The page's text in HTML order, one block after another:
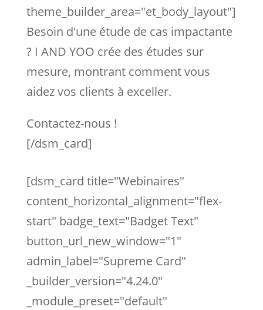
theme_builder_area="et_body_layout"]
Besoin d'une étude de cas impactante
? I AND YOO crée des études sur
mesure, montrant comment vous
aidez vos clients à exceller.
Contactez-nous !
[/dsm_card]
[dsm_card title="Webinaires"
content_horizontal_alignment="flex-
start" badge_text="Badget Text"
button_url_new_window="1"
admin_label="Supreme Card"
_builder_version="4.24.0"
_module_preset="default"